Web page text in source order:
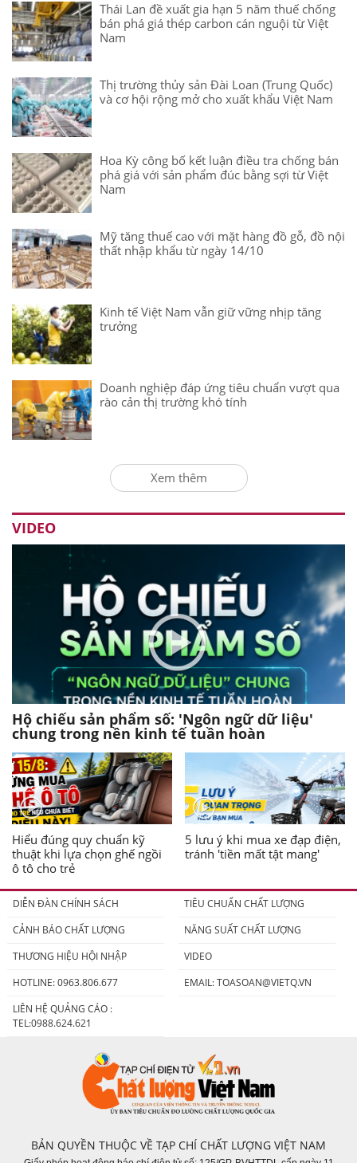
Thái Lan đề xuất gia hạn 5 năm thuế chống
bán phá giá thép carbon cán nguội từ Việt
Nam
Thị trường thủy sản Đài Loan (Trung Quốc)
và cơ hội rộng mở cho xuất khẩu Việt Nam
Hoa Kỳ công bố kết luận điều tra chống bán
phá giá với sản phẩm đúc bằng sợi từ Việt
Nam
Mỹ tăng thuế cao với mặt hàng đồ gỗ, đồ nội
thất nhập khẩu từ ngày 14/10
Kinh tế Việt Nam vẫn giữ vững nhịp tăng
trưởng
Doanh nghiệp đáp ứng tiêu chuẩn vượt qua
rào cản thị trường khó tính
Xem thêm
VIDEO
Hộ chiếu sản phẩm số: 'Ngôn ngữ dữ liệu'
chung trong nền kinh tế tuần hoàn
Hiểu đúng quy chuẩn kỹ
thuật khi lựa chọn ghế ngồi
ô tô cho trẻ
5 lưu ý khi mua xe đạp điện,
tránh 'tiền mất tật mang'
DIỄN ĐÀN CHÍNH SÁCH
TIÊU CHUẨN CHẤT LƯỢNG
CẢNH BÁO CHẤT LƯỢNG
NĂNG SUẤT CHẤT LƯỢNG
THƯƠNG HIỆU HỘI NHẬP
VIDEO
HOTLINE: 0963.806.677
EMAIL:TOASOAN@VIETQ.VN
LIÊN HỆ QUẢNG CÁO :
TEL:0988.624.621
BẢN QUYỀN THUỘC VỀ TẠP CHÍ CHẤT LƯỢNG VIỆT NAM